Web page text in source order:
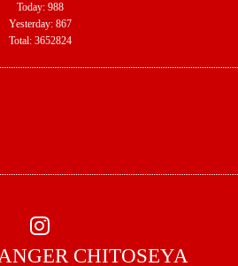
Today: 988
Yesterday: 867
Total: 3652824
CHITOSEYA